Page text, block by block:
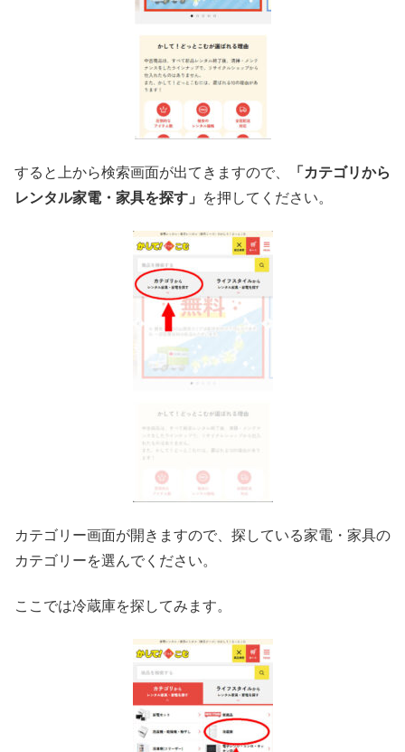
すると上から検索画面が出てきますので、
「カテゴリから
レンタル家電・家具を探す」
を押してください。
カテゴリー画面が開きますので、探している家電・家具の
カテゴリーを選んでください。
ここでは冷蔵庫を探してみます。